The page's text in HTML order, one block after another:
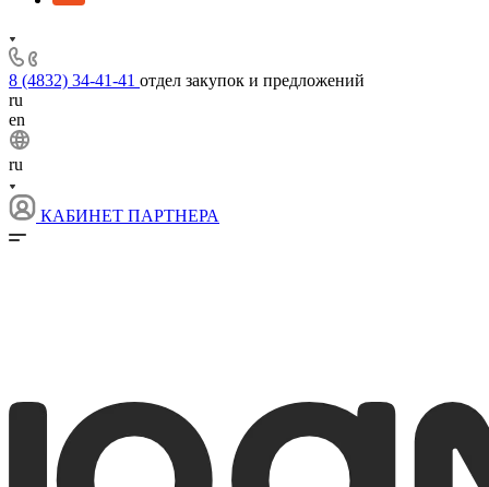
8 (4832) 34-41-41 отдел закупок и предложений
ru
en
ru
КАБИНЕТ ПАРТНЕРА